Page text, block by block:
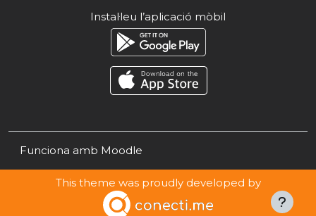
Instal·leu l’aplicació mòbil
Funciona amb Moodle
This theme was proudly developed by